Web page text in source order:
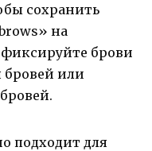
сохранить
на
брови
бровей или
подходит для